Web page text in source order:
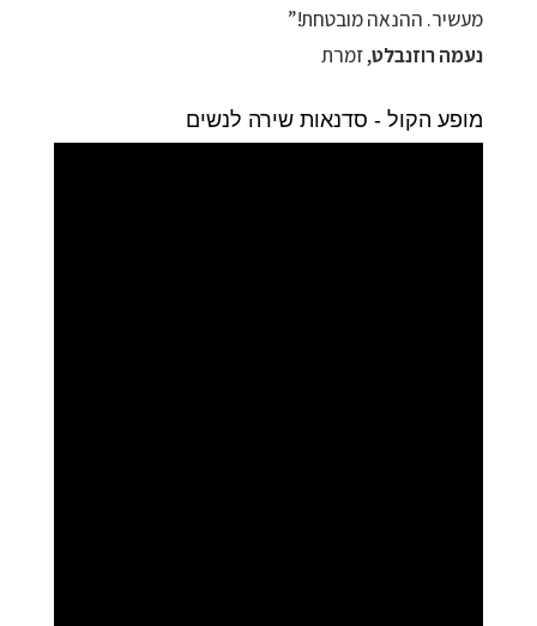
מעשיר. ההנאה מובטחת!”
נעמה רוזנבלט, זמרת
מופע הקול - סדנאות שירה לנשים